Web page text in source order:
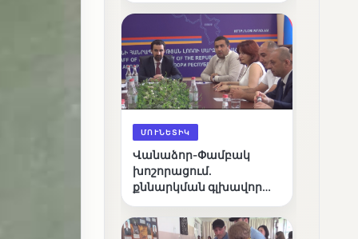
լճին
ՄՈՒՆԵՏԻԿ
Վանաձոր-Փամբակ
խոշորացում.
քննարկման գլխավոր
կառավարո՞ւմ, թե՞
քաղաքական նպատակ